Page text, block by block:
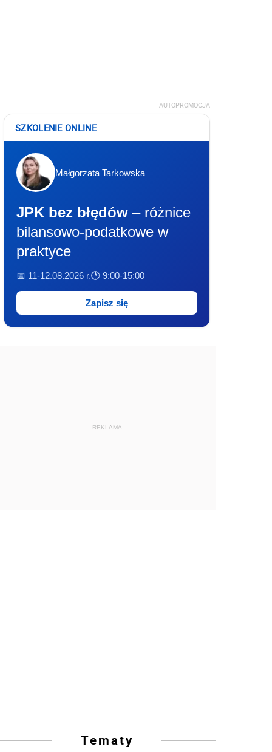
AUTOPROMOCJA
SZKOLENIE ONLINE
Małgorzata Tarkowska
JPK bez błędów – różnice
bilansowo-podatkowe w
praktyce
📅 11-12.08.2026 r.🕐 9:00-15:00
Zapisz się
REKLAMA
Tematy